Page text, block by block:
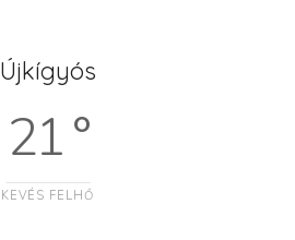
Újkígyós
21 °
KEVÉS FELHŐ